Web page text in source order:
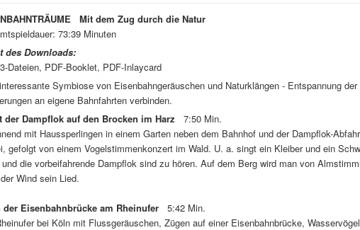
Mit dem Zug durch die Natur
73:39 Minuten
des Downloads:
Dateien, PDF-Booklet, PDF-Inlaycard
Symbiose von Eisenbahngeräuschen und Naturklängen - Entspannung
an eigene Bahnfahrten verbinden.
der Dampflok auf den Brocken im Harz 7:50 Min.
mit Haussperlingen in einem Garten neben dem Bahnhof und der Dampflok-
gefolgt von einem Vogelstimmenkonzert im Wald. U. a. singt ein Kleiber und ein
die vorbeifahrende Dampflok sind zu hören. Auf dem Berg wird man von
Wind sein Lied.
der Eisenbahnbrücke am Rheinufer5:42 Min.
bei Köln mit Flussgeräuschen, Zügen auf einer Eisenbahnbrücke,